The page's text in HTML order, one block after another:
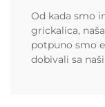
Od kada smo
grickalica,
potpuno smo
dobivali sa